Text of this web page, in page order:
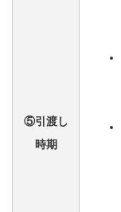
⑤引渡し
時期